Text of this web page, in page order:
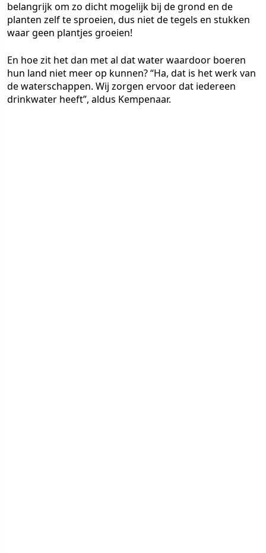
belangrijk om zo dicht mogelijk bij de grond en de
planten zelf te sproeien, dus niet de tegels en stukken
waar geen plantjes groeien!
En hoe zit het dan met al dat water waardoor boeren
hun land niet meer op kunnen? “Ha, dat is het werk van
de waterschappen. Wij zorgen ervoor dat iedereen
drinkwater heeft”, aldus Kempenaar.